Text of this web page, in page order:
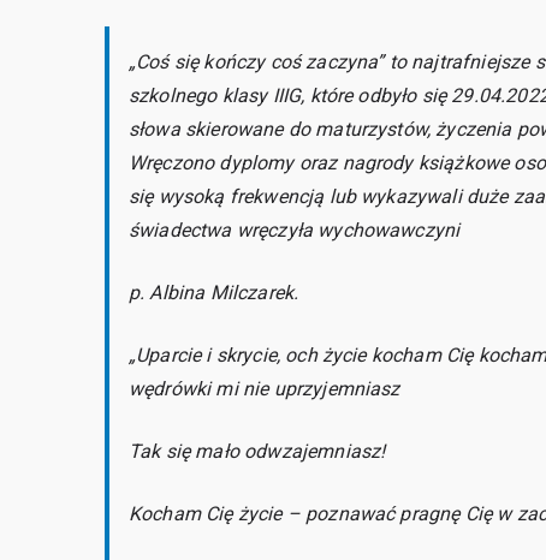
„Coś się kończy coś zaczyna” to najtrafniejsze
szkolnego klasy IIIG, które odbyło się
słowa skierowane do maturzystów, życzenia
Wręczono dyplomy oraz nagrody książkowe
się wysoką frekwencją lub wykazywali duże
świadectwa wręczyła wychowawczyni
p. Albina Milczarek.
„Uparcie i skrycie, och życie kocham Cię
wędrówki mi nie uprzyjemniasz
Tak się mało odwzajemniasz!
Kocham Cię życie – poznawać pragnę Cię w